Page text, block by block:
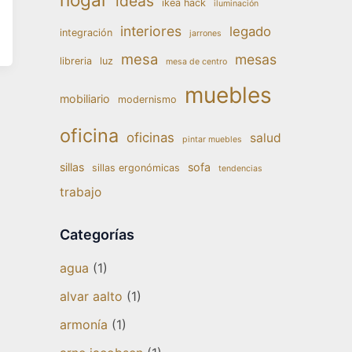
ikea hack iluminación
integración interiores jarrones legado
libreria luz mesa mesa de centro mesas
mobiliario modernismo muebles
oficina oficinas pintar muebles salud
sillas sillas ergonómicas sofa tendencias
trabajo
Categorías
agua (1)
alvar aalto (1)
armonía (1)